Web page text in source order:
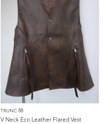
TRUNC 88
V Neck Eco Leather Flared Vest